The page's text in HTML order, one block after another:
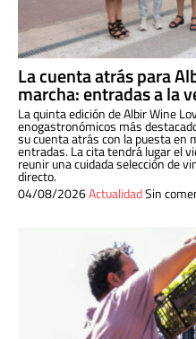
La cuenta atrás para
marcha: entradas a la
La quinta edición de Albir Wine
enogastronómicos más
su cuenta atrás con la puesta en
entradas. La cita tendrá lugar el
reunir una cuidada selección de
directo.
04/08/2026ActualidadSin